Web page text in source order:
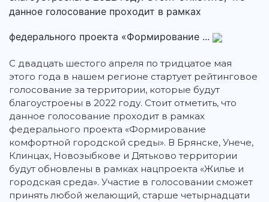
данное голосование проходит в рамках
федерального проекта «Формирование ...
С двадцать шестого апреля по тридцатое мая
этого года в нашем регионе стартует рейтинговое
голосование за территории, которые будут
благоустроены в 2022 году. Стоит отметить, что
данное голосование проходит в рамках
федерального проекта «Формирование
комфортной городской среды». В Брянске, Унече,
Клинцах, Новозыбкове и Дятьково территории
будут обновлены в рамках нацпроекта «Жилье и
городская среда». Участие в голосовании сможет
принять любой желающий, старше четырнадцати